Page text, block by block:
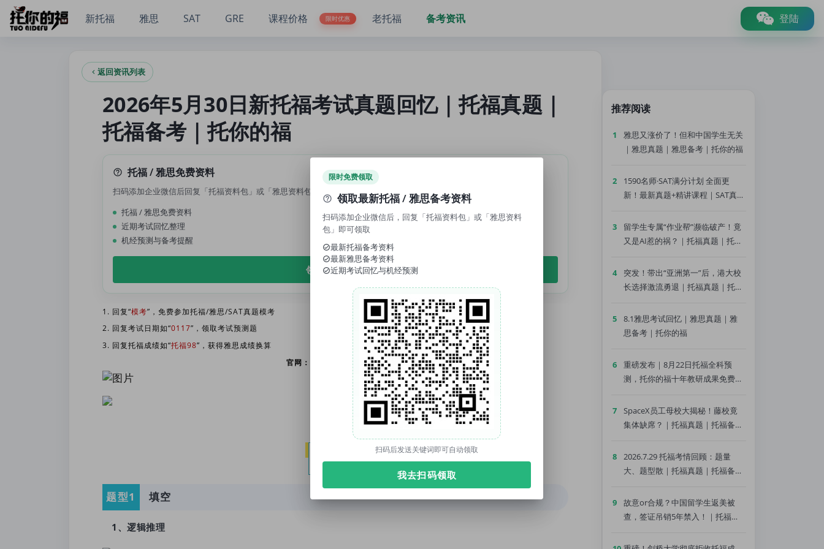
2026年5月30日新托福考试真题回忆｜托福真题｜托福备考｜托你的福
新托福
雅思 SAT GRE 课程价格 限时优惠 老托福 备考资讯 登陆
返回资讯列表
2026年5月30日新托福考试真题回忆｜托福真题｜
托福备考｜托你的福
托福 / 雅思免费资料
扫码添加企业微信后回复「托福资料包」或「雅思资料包」，即可领取免费资料、近期考试回忆与机经预测。
托福 / 雅思免费资料
近期考试回忆整理
机经预测与备考提醒
领取免费资料
1. 回复“模考”，免费参加托福/雅思/SAT真题模考
2. 回复考试日期如“0117”，领取考试预测题
3. 回复托福成绩如“托福98”，获得雅思成绩换算
官网：tuonidefu.com.cn
阅读
题型1 填空
1、逻辑推理
推荐阅读
1
雅思又涨价了！但和中国学生无关
｜雅思真题｜雅思备考｜托你的福
2
1590名师·SAT满分计划 全面更
新！最新真题+精讲课程｜SAT真题
3
留学生专属“作业帮”濒临破产！竟
又是AI惹的祸？｜托福真题｜托福
4
突发！带出“亚洲第一”后，港大校
长选择激流勇退｜托福真题｜托福
5
8.1雅思考试回忆｜雅思真题｜雅
思备考｜托你的福
6
重磅发布｜8月22日托福全科预
测，托你的福十年教研成果免费领
7
SpaceX员工母校大揭秘！藤校竟
集体缺席？｜托福真题｜托福备考
8
2026.7.29 托福考情回顾：题量
大、题型散｜托福真题｜托福备考
9
故意or合规？中国留学生返美被
查，签证吊销5年禁入！｜托福真
限时免费领取
领取最新托福 / 雅思备考资料
扫码添加企业微信后，回复「托福资料包」或「雅思资料
包」即可领取
最新托福备考资料
最新雅思备考资料
近期考试回忆与机经预测
扫码后发送关键词即可自动领取
我去扫码领取